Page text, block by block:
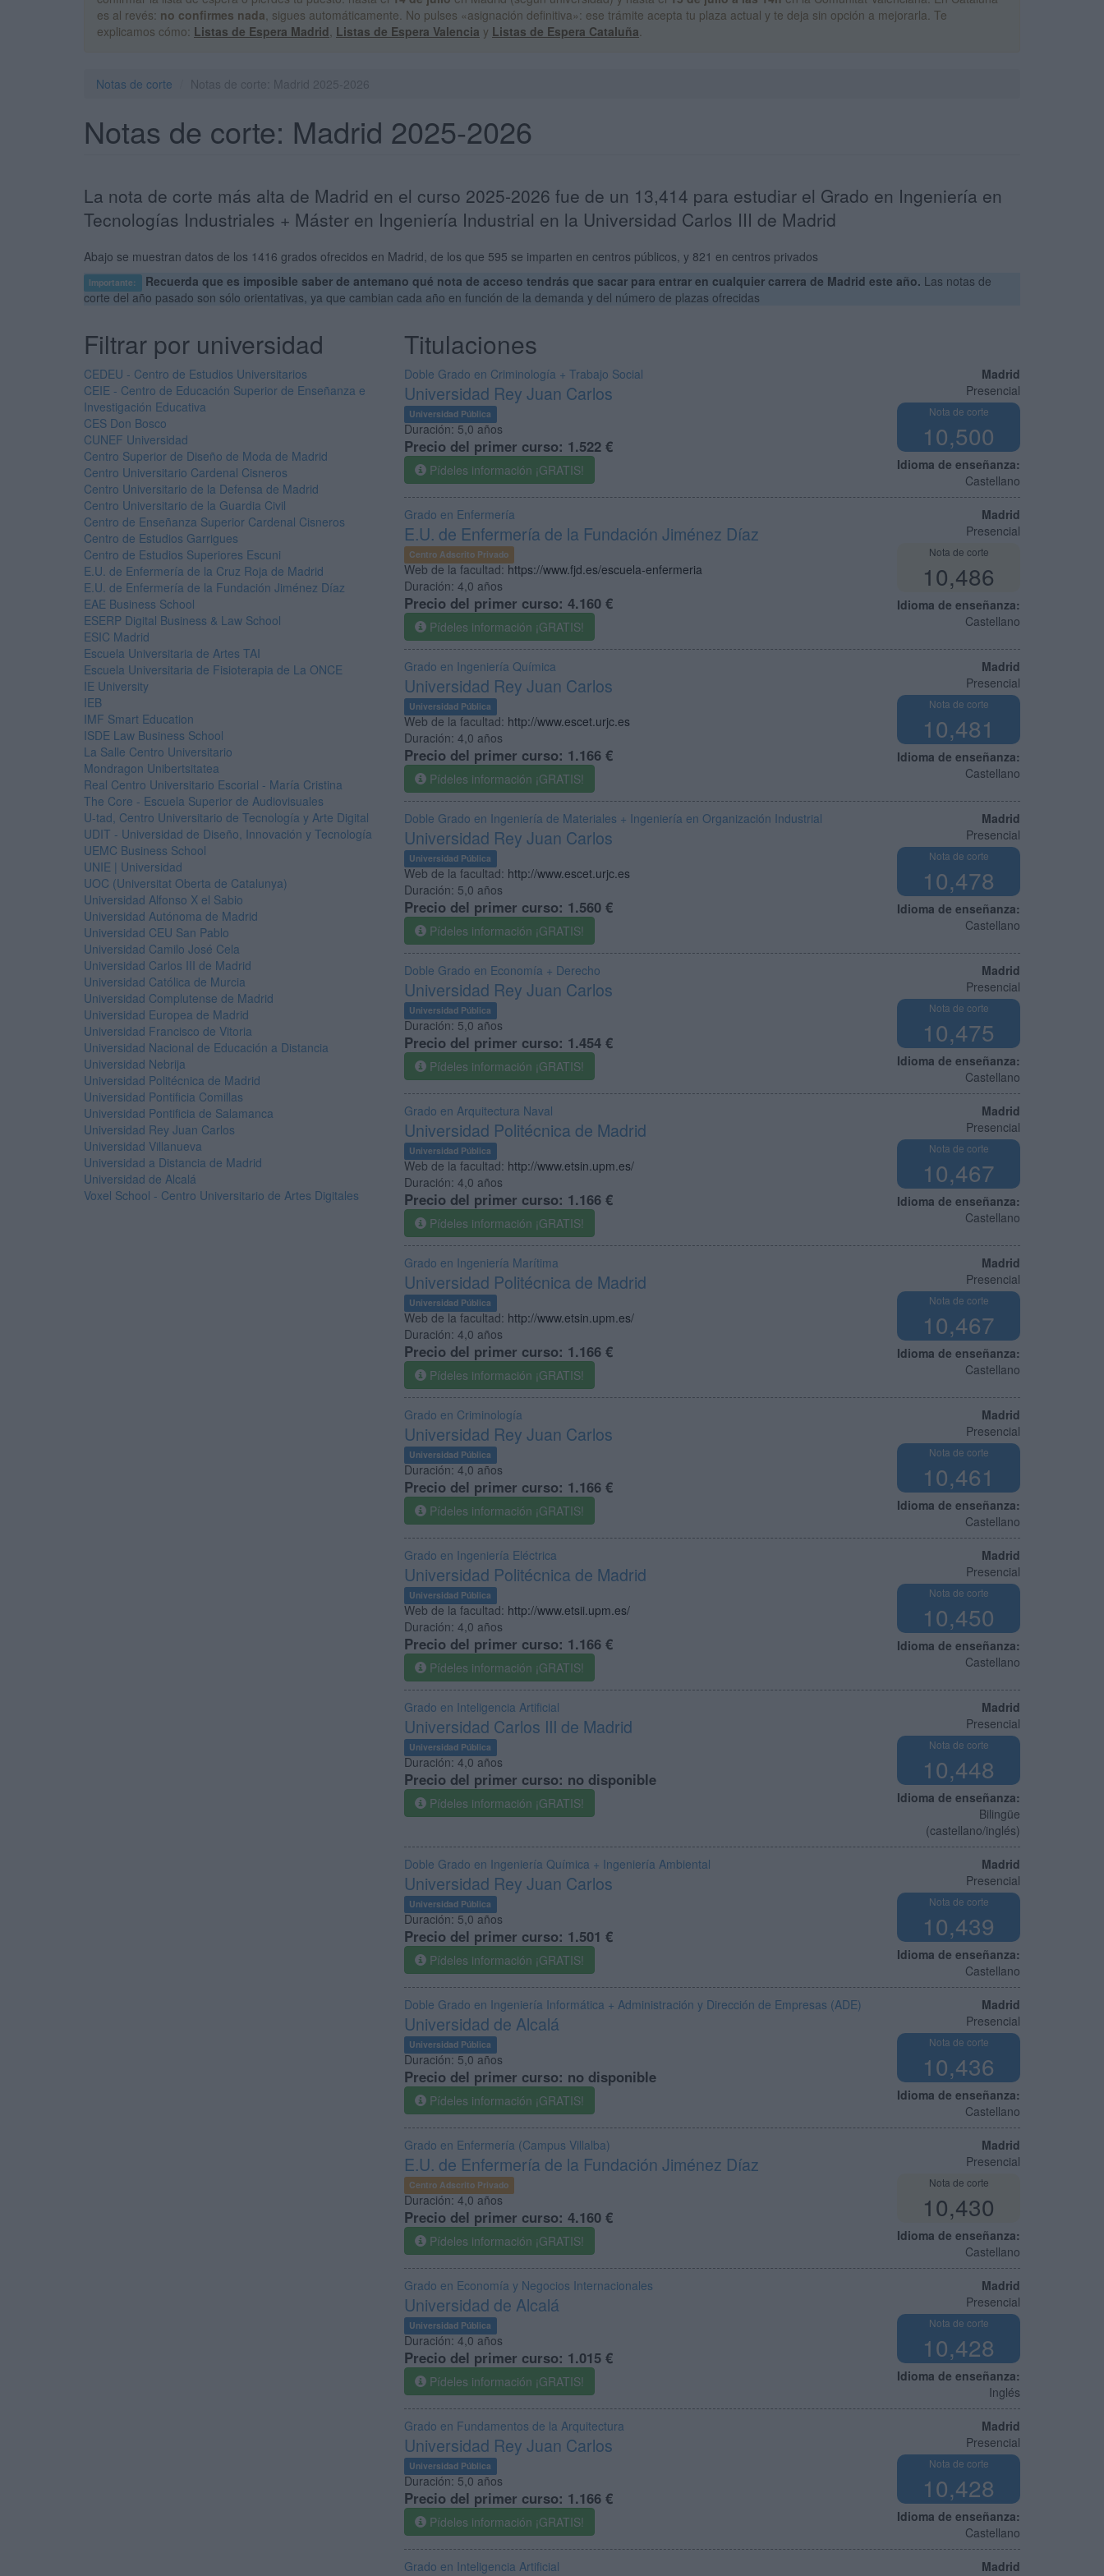
es al revés: no confirmes nada, sigues automáticamente. No pulses «asignación definitiva»: ese trámite acepta tu plaza actual y te deja sin opción a mejorarla. Te
explicamos cómo: Listas de Espera Madrid, Listas de Espera Valencia y Listas de Espera Cataluña.
Notas de corte
Notas de corte: Madrid 2025-2026
La nota de corte más alta de Madrid en el curso 2025-2026 fue de un 13,414 para estudiar el Grado en Ingeniería en
Tecnologías Industriales + Máster en Ingeniería Industrial en la Universidad Carlos III de Madrid
Abajo se muestran datos de los 1416 grados ofrecidos en Madrid, de los que 595 se imparten en centros públicos, y 821 en centros privados
Importante: Recuerda que es imposible saber de antemano qué nota de acceso tendrás que sacar para entrar en cualquier carrera de Madrid este año. Las notas de
corte del año pasado son sólo orientativas, ya que cambian cada año en función de la demanda y del número de plazas ofrecidas
Filtrar por universidad
CEDEU - Centro de Estudios Universitarios
CEIE - Centro de Educación Superior de Enseñanza e
Investigación Educativa
CES Don Bosco
CUNEF Universidad
Centro Superior de Diseño de Moda de Madrid
Centro Universitario Cardenal Cisneros
Centro Universitario de la Defensa de Madrid
Centro Universitario de la Guardia Civil
Centro de Enseñanza Superior Cardenal Cisneros
Centro de Estudios Garrigues
Centro de Estudios Superiores Escuni
E.U. de Enfermería de la Cruz Roja de Madrid
E.U. de Enfermería de la Fundación Jiménez Díaz
EAE Business School
ESERP Digital Business & Law School
ESIC Madrid
Escuela Universitaria de Artes TAI
Escuela Universitaria de Fisioterapia de La ONCE
IE University
IEB
IMF Smart Education
ISDE Law Business School
La Salle Centro Universitario
Mondragon Unibertsitatea
Real Centro Universitario Escorial - María Cristina
The Core - Escuela Superior de Audiovisuales
U-tad, Centro Universitario de Tecnología y Arte Digital
UDIT - Universidad de Diseño, Innovación y Tecnología
UEMC Business School
UNIE | Universidad
UOC (Universitat Oberta de Catalunya)
Universidad Alfonso X el Sabio
Universidad Autónoma de Madrid
Universidad CEU San Pablo
Universidad Camilo José Cela
Universidad Carlos III de Madrid
Universidad Católica de Murcia
Universidad Complutense de Madrid
Universidad Europea de Madrid
Universidad Francisco de Vitoria
Universidad Nacional de Educación a Distancia
Universidad Nebrija
Universidad Politécnica de Madrid
Universidad Pontificia Comillas
Universidad Pontificia de Salamanca
Universidad Rey Juan Carlos
Universidad Villanueva
Universidad a Distancia de Madrid
Universidad de Alcalá
Voxel School - Centro Universitario de Artes Digitales
Titulaciones
Madrid
Presencial
Nota de corte
10,500
Idioma de enseñanza:
Castellano
Doble Grado en Criminología + Trabajo Social
Universidad Rey Juan Carlos
Universidad Pública
Duración: 5,0 años
Precio del primer curso: 1.522 €
Pídeles información ¡GRATIS!
Madrid
Presencial
Nota de corte
10,486
Idioma de enseñanza:
Castellano
Grado en Enfermería
E.U. de Enfermería de la Fundación Jiménez Díaz
Centro Adscrito Privado
Web de la facultad: https://www.fjd.es/escuela-enfermeria
Duración: 4,0 años
Precio del primer curso: 4.160 €
Pídeles información ¡GRATIS!
Madrid
Presencial
Nota de corte
10,481
Idioma de enseñanza:
Castellano
Grado en Ingeniería Química
Universidad Rey Juan Carlos
Universidad Pública
Web de la facultad: http://www.escet.urjc.es
Duración: 4,0 años
Precio del primer curso: 1.166 €
Pídeles información ¡GRATIS!
Madrid
Presencial
Nota de corte
10,478
Idioma de enseñanza:
Castellano
Doble Grado en Ingeniería de Materiales + Ingeniería en Organización Industrial
Universidad Rey Juan Carlos
Universidad Pública
Web de la facultad: http://www.escet.urjc.es
Duración: 5,0 años
Precio del primer curso: 1.560 €
Pídeles información ¡GRATIS!
Madrid
Presencial
Nota de corte
10,475
Idioma de enseñanza:
Castellano
Doble Grado en Economía + Derecho
Universidad Rey Juan Carlos
Universidad Pública
Duración: 5,0 años
Precio del primer curso: 1.454 €
Pídeles información ¡GRATIS!
Madrid
Presencial
Nota de corte
10,467
Idioma de enseñanza:
Castellano
Grado en Arquitectura Naval
Universidad Politécnica de Madrid
Universidad Pública
Web de la facultad: http://www.etsin.upm.es/
Duración: 4,0 años
Precio del primer curso: 1.166 €
Pídeles información ¡GRATIS!
Madrid
Presencial
Nota de corte
10,467
Idioma de enseñanza:
Castellano
Grado en Ingeniería Marítima
Universidad Politécnica de Madrid
Universidad Pública
Web de la facultad: http://www.etsin.upm.es/
Duración: 4,0 años
Precio del primer curso: 1.166 €
Pídeles información ¡GRATIS!
Madrid
Presencial
Nota de corte
10,461
Idioma de enseñanza:
Castellano
Grado en Criminología
Universidad Rey Juan Carlos
Universidad Pública
Duración: 4,0 años
Precio del primer curso: 1.166 €
Pídeles información ¡GRATIS!
Madrid
Presencial
Nota de corte
10,450
Idioma de enseñanza:
Castellano
Grado en Ingeniería Eléctrica
Universidad Politécnica de Madrid
Universidad Pública
Web de la facultad: http://www.etsii.upm.es/
Duración: 4,0 años
Precio del primer curso: 1.166 €
Pídeles información ¡GRATIS!
Madrid
Presencial
Nota de corte
10,448
Idioma de enseñanza:
Bilingüe
(castellano/inglés)
Grado en Inteligencia Artificial
Universidad Carlos III de Madrid
Universidad Pública
Duración: 4,0 años
Precio del primer curso: no disponible
Pídeles información ¡GRATIS!
Madrid
Presencial
Nota de corte
10,439
Idioma de enseñanza:
Castellano
Doble Grado en Ingeniería Química + Ingeniería Ambiental
Universidad Rey Juan Carlos
Universidad Pública
Duración: 5,0 años
Precio del primer curso: 1.501 €
Pídeles información ¡GRATIS!
Madrid
Presencial
Nota de corte
10,436
Idioma de enseñanza:
Castellano
Doble Grado en Ingeniería Informática + Administración y Dirección de Empresas (ADE)
Universidad de Alcalá
Universidad Pública
Duración: 5,0 años
Precio del primer curso: no disponible
Pídeles información ¡GRATIS!
Madrid
Presencial
Nota de corte
10,430
Idioma de enseñanza:
Castellano
Grado en Enfermería (Campus Villalba)
E.U. de Enfermería de la Fundación Jiménez Díaz
Centro Adscrito Privado
Duración: 4,0 años
Precio del primer curso: 4.160 €
Pídeles información ¡GRATIS!
Madrid
Presencial
Nota de corte
10,428
Idioma de enseñanza:
Inglés
Grado en Economía y Negocios Internacionales
Universidad de Alcalá
Universidad Pública
Duración: 4,0 años
Precio del primer curso: 1.015 €
Pídeles información ¡GRATIS!
Madrid
Presencial
Nota de corte
10,428
Idioma de enseñanza:
Castellano
Grado en Fundamentos de la Arquitectura
Universidad Rey Juan Carlos
Universidad Pública
Duración: 5,0 años
Precio del primer curso: 1.166 €
Pídeles información ¡GRATIS!
Madrid
Grado en Inteligencia Artificial